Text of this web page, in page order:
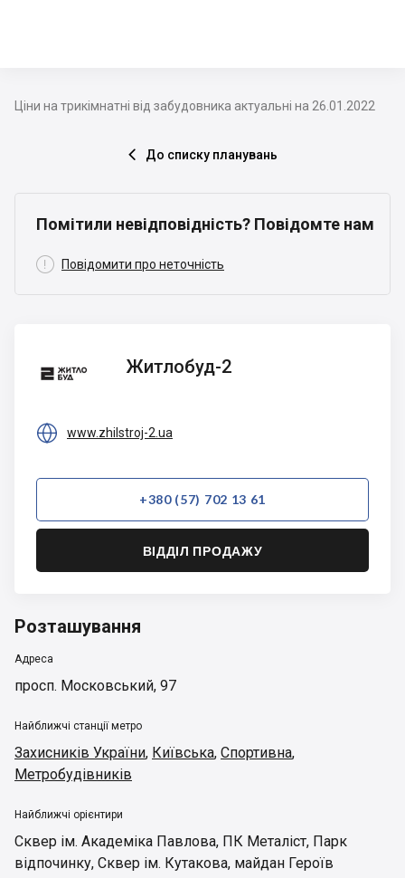
Ціни на трикімнатні від забудовника актуальні на 26.01.2022
 До списку планувань
Помітили невідповідність? Повідомте нам
 Повідомити про неточність
Житлобуд-2
 www.zhilstroj-2.ua
+380 (57) 702 13 61
ВІДДІЛ ПРОДАЖУ
Розташування
Адреса
просп. Московський, 97
Найближчі станції метро
Захисників України, Київська, Спортивна,
Метробудівників
Найближчі орієнтири
Сквер ім. Академіка Павлова, ПК Металіст, Парк
відпочинку, Сквер ім. Кутакова, майдан Героїв